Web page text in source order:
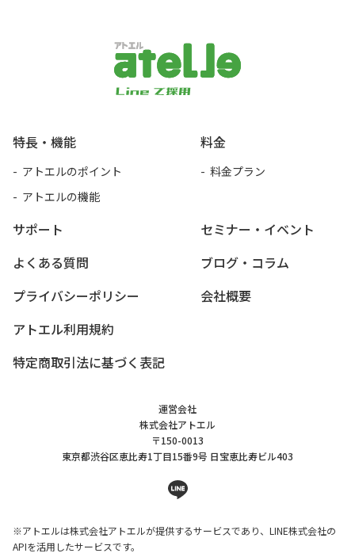
運営会社
株式会社アトエル
〒150-0013
東京都渋谷区恵比寿1丁目15番9号 日宝恵比寿ビル403
line
特長・機能
アトエルのポイント
アトエルの機能
料金
料金プラン
サポート
会社概要
セミナー・イベント
よくある質問
ブログ・コラム
プライバシーポリシー
アトエル利用規約
特定商取引法に基づく表記
※アトエルは株式会社アトエルが提供するサービスであり、LINE株式会社の
APIを活用したサービスです。